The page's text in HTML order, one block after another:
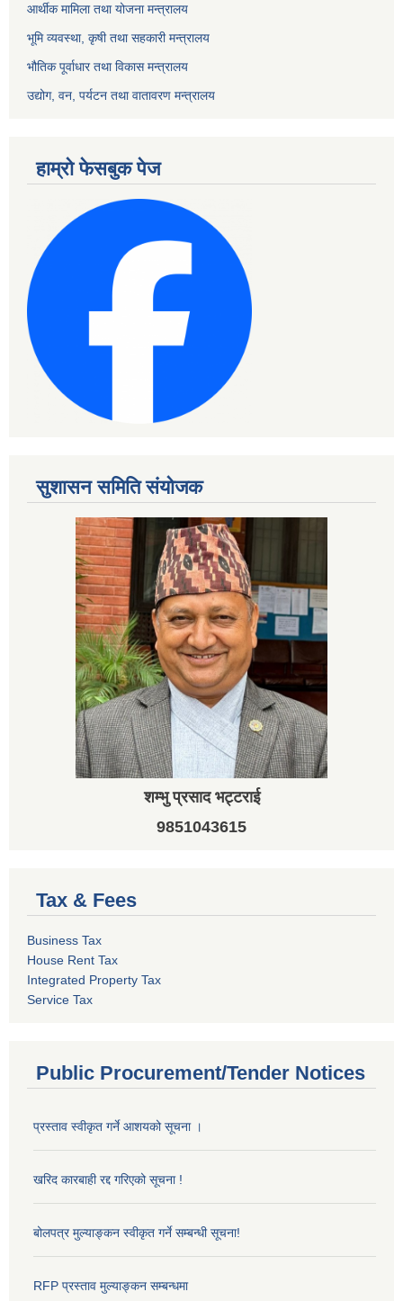
आर्थीक मामिला तथा योजना मन्त्रालय
भूमि व्यवस्था, कृषी तथा सहकारी मन्त्रालय
भौतिक पूर्वाधार तथा विकास मन्त्रालय
उद्योग, वन, पर्यटन तथा वातावरण मन्त्रालय
हाम्रो फेसबुक पेज
सुशासन समिति संयोजक
शम्भु प्रसाद भट्टराई
9851043615
Tax & Fees
Business Tax
House Rent Tax
Integrated Property Tax
Service Tax
Public Procurement/Tender Notices
प्रस्ताव स्वीकृत गर्ने आशयको सूचना ।
खरिद कारबाही रद्द गरिएको सूचना !
बोलपत्र मुल्याङ्कन स्वीकृत गर्ने सम्बन्धी सूचना!
RFP प्रस्ताव मुल्याङ्कन सम्बन्धमा